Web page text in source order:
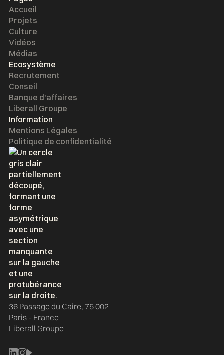
36 Passage du Caire, 75 002
Paris - France
Liberall Groupe
Accueil
Projets
Culture
Vidéos
Médias
Ecosystème
Recrutement
Conseil
Banque d'affaires
Liberall Groupe
Information
Mentions Légales
Politique de confidentialité